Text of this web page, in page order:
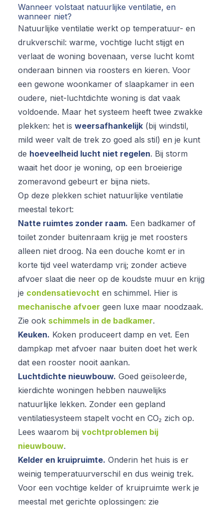
Wanneer volstaat natuurlijke ventilatie, en
wanneer niet?
Natuurlijke ventilatie werkt op temperatuur- en
drukverschil: warme, vochtige lucht stijgt en
verlaat de woning bovenaan, verse lucht komt
onderaan binnen via roosters en kieren. Voor
een gewone woonkamer of slaapkamer in een
oudere, niet-luchtdichte woning is dat vaak
voldoende. Maar het systeem heeft twee zwakke
plekken: het is weersafhankelijk (bij windstil,
mild weer valt de trek zo goed als stil) en je kunt
de hoeveelheid lucht niet regelen. Bij storm
waait het door je woning, op een broeierige
zomeravond gebeurt er bijna niets.
Op deze plekken schiet natuurlijke ventilatie
meestal tekort:
Natte ruimtes zonder raam. Een badkamer of
toilet zonder buitenraam krijg je met roosters
alleen niet droog. Na een douche komt er in
korte tijd veel waterdamp vrij; zonder actieve
afvoer slaat die neer op de koudste muur en krijg
je condensatievocht en schimmel. Hier is
mechanische afvoer geen luxe maar noodzaak.
Zie ook schimmels in de badkamer.
Keuken. Koken produceert damp en vet. Een
dampkap met afvoer naar buiten doet het werk
dat een rooster nooit aankan.
Luchtdichte nieuwbouw. Goed geïsoleerde,
kierdichte woningen hebben nauwelijks
natuurlijke lekken. Zonder een gepland
ventilatiesysteem stapelt vocht en CO₂ zich op.
Lees waarom bij vochtproblemen bij
nieuwbouw.
Kelder en kruipruimte. Onderin het huis is er
weinig temperatuurverschil en dus weinig trek.
Voor een vochtige kelder of kruipruimte werk je
meestal met gerichte oplossingen: zie